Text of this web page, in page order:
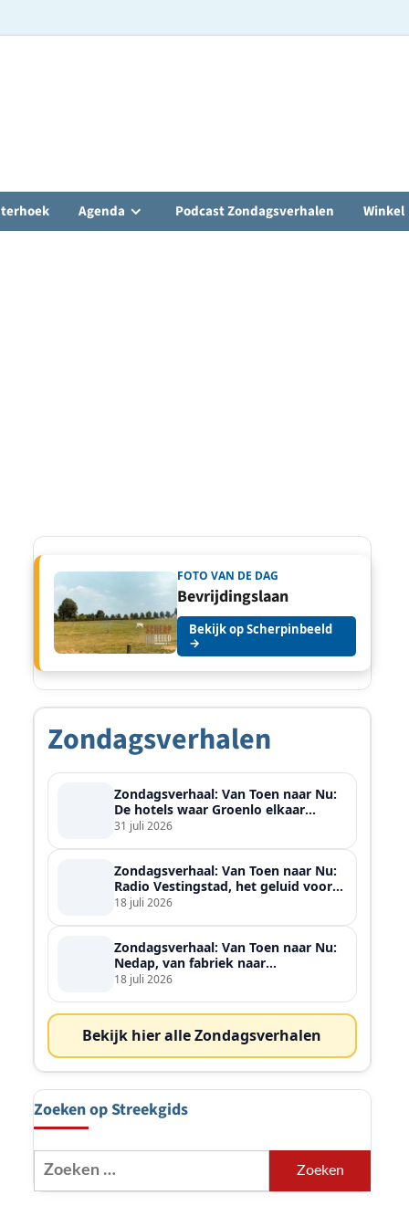
Agenda Podcast Zondagsverhalen Winkel
FOTO VAN DE DAG
Bevrijdingslaan
Bekijk op Scherpinbeeld
→
Zondagsverhalen
Zondagsverhaal: Van Toen naar Nu:
De hotels waar Groenlo elkaar
ontmoette
31 juli 2026
Zondagsverhaal: Van Toen naar Nu:
Radio Vestingstad, het geluid voor
heel de streek
18 juli 2026
Zondagsverhaal: Van Toen naar Nu:
Nedap, van fabriek naar
wereldspeler
18 juli 2026
Bekijk hier alle Zondagsverhalen
Zoeken op Streekgids
Zoeken
naar: